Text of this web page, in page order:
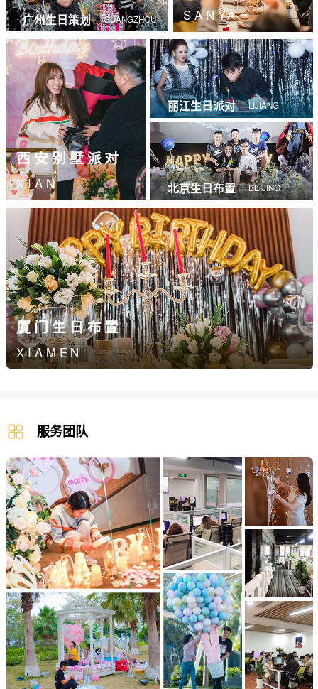
广州生日策划 GUANGZHOU SANYA
西安别墅派对
XIAN
丽江生日派对 LIJIANG
北京生日布置 BEIJING
厦门生日布置
XIAMEN
服务团队